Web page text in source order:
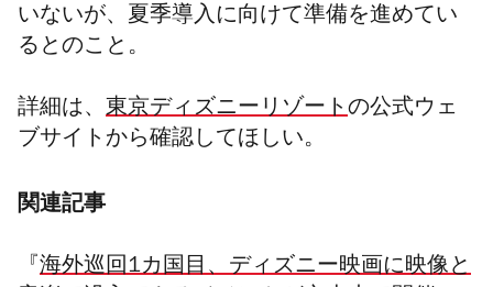
いないが、夏季導入に向けて準備を進めてい
るとのこと。
詳細は、 東京ディズニーリゾートの公式ウェ
ブサイトから確認してほしい。
関連記事
『 海外巡回1カ国目、ディズニー映画に映像と